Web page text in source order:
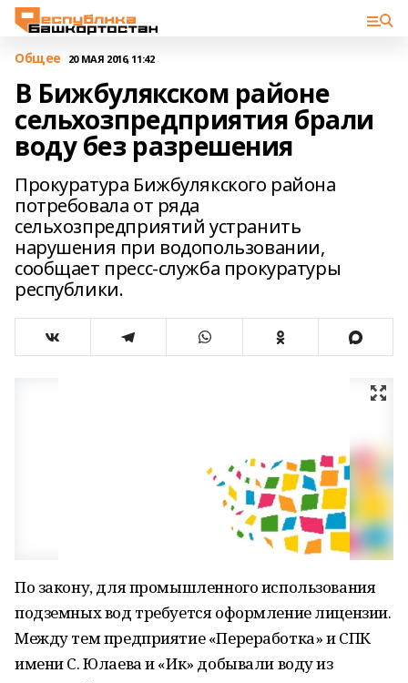
Общее 20 МАЯ 2016, 11:42
В Бижбулякском районе
сельхозпредприятия брали
воду без разрешения
Прокуратура Бижбулякского района
потребовала от ряда
сельхозпредприятий устранить
нарушения при водопользовании,
сообщает пресс-служба прокуратуры
республики.
По закону, для промышленного использования
подземных вод требуется оформление лицензии.
Между тем предприятие «Переработка» и СПК
имени С. Юлаева и «Ик» добывали воду из